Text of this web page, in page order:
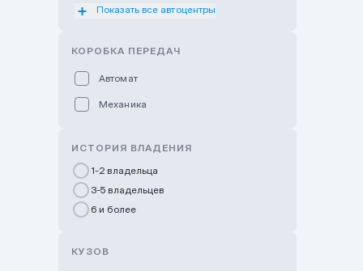
Mycar Uralsk
GWM Nurly Zhol
Chery Astana
Показать все автоцентры
КОРОБКА ПЕРЕДАЧ
Автомат
Механика
ИСТОРИЯ ВЛАДЕНИЯ
1-2 владельца
3-5 владельцев
6 и более
КУЗОВ